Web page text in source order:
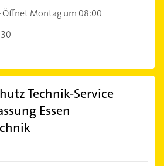
Öffnet Montag um 08:00
Technik-Service
Essen